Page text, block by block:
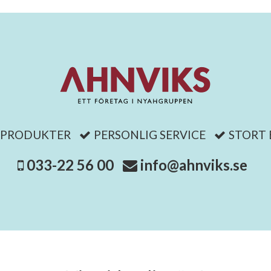
PERSONLIG SERVICE STORT
033-22 56 00 info@ahnviks.se